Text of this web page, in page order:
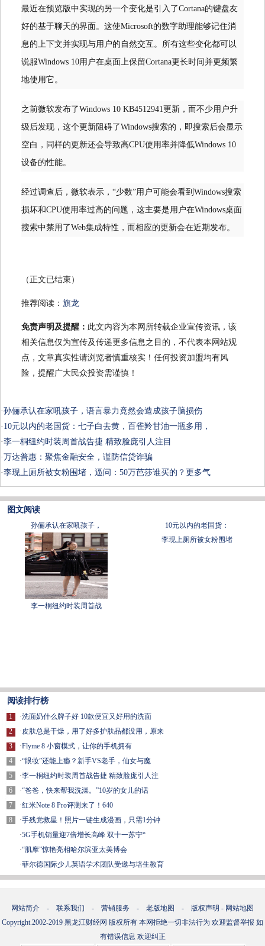
最近在预览版中实现的另一个变化是引入了Cortana的键盘友
好的基于聊天的界面。这使Microsoft的数字助理能够记住消
息的上下文并实现与用户的自然交互。所有这些变化都可以
说服Windows 10用户在桌面上保留Cortana更长时间并更频繁
地使用它。
之前微软发布了Windows 10 KB4512941更新，而不少用户升
级后发现，这个更新阻碍了Windows搜索的，即搜索后会显示
空白，同样的更新还会导致高CPU使用率并降低Windows 10
设备的性能。
经过调查后，微软表示，“少数”用户可能会看到Windows搜索
损坏和CPU使用率过高的问题，这主要是用户在Windows桌面
搜索中禁用了Web集成特性，而相应的更新会在近期发布。
（正文已结束）
推荐阅读： 旗龙
免责声明及提醒： 此文内容为本网所转载企业宣传资讯，该
相关信息仅为宣传及传递更多信息之目的，不代表本网站观
点，文章真实性请浏览者慎重核实！任何投资加盟均有风
险，提醒广大民众投资需谨慎！
·孙俪承认在家吼孩子，语言暴力竟然会造成孩子脑损伤
· 10元以内的老国货：七子白去黄，百雀羚甘油一瓶多用，
·李一桐纽约时装周首战告捷 精致脸庞引人注目
·万达普惠：聚焦金融安全，谨防信贷诈骗
·李现上厕所被女粉围堵，逼问：50万芭莎谁买的？更多气
图文阅读
孙俪承认在家吼孩子， 10元以内的老国货：
李一桐纽约时装周首战
李现上厕所被女粉围堵
阅读排行榜
1
2
3
4
5
6
7
8
·洗面奶什么牌子好 10款便宜又好用的洗面
·皮肤总是干燥，用了好多护肤品都没用，原来
·Flyme 8 小窗模式，让你的手机拥有
·“眼妆”还能上瘾？新手VS老手，仙女与魔
·李一桐纽约时装周首战告捷 精致脸庞引人注
·“爸爸，快来帮我洗澡。”10岁的女儿的话
·红米Note 8 Pro评测来了！640
·手残党救星！照片一键生成漫画，只需1分钟
·5G手机销量迎7倍增长高峰 双十一苏宁“
·“肌摩”惊艳亮相哈尔滨亚太美博会
·菲尔德国际少儿英语学术团队受邀与培生教育
网站简介 - 联系我们 - 营销服务 - 老版地图 - 版权声明 - 网站地图
Copyright.2002-2019 黑龙江财经网 版权所有 本网拒绝一切非法行为 欢迎监督举报 如
有错误信息 欢迎纠正